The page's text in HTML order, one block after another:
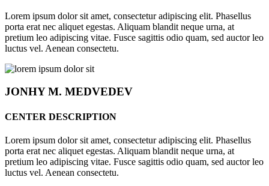
Lorem ipsum dolor sit amet, consectetur adipiscing elit. Phasellus
porta erat nec aliquet egestas. Aliquam blandit neque urna, at
pretium leo adipiscing vitae. Fusce sagittis odio quam, sed auctor leo
luctus vel. Aenean consectetu.
JONHYM. MEDVEDEV
CENTER DESCRIPTION
Lorem ipsum dolor sit amet, consectetur adipiscing elit. Phasellus
porta erat nec aliquet egestas. Aliquam blandit neque urna, at
pretium leo adipiscing vitae. Fusce sagittis odio quam, sed auctor leo
luctus vel. Aenean consectetu.